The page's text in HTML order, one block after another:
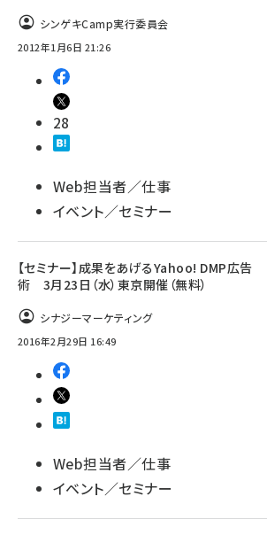
シンゲキCamp実行委員会
2012年1月6日 21:26
28
Web担当者／仕事
イベント／セミナー
【セミナー】成果をあげるYahoo! DMP広告
術 3月23日（水）東京開催（無料）
シナジーマーケティング
2016年2月29日 16:49
Web担当者／仕事
イベント／セミナー